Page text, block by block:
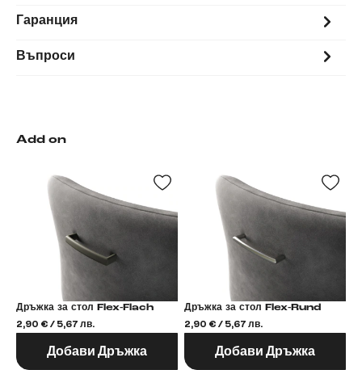
Гаранция
Въпроси
Add on
Дръжка за стол Flex-Flach
2,90 € / 5,67 лв.
Добави Дръжка
Дръжка за стол Flex-Rund
2,90 € / 5,67 лв.
Добави Дръжка